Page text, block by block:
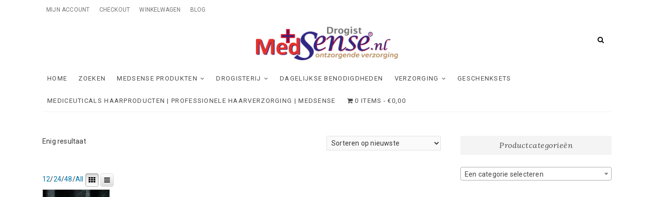
MIJN ACCOUNT CHECKOUT WINKELWAGEN BLOG
MedSense
HOME ZOEKEN MEDSENSE PRODUKTEN DROGISTERIJ DAGELIJKSE BENODIGDHEDEN VERZORGING GESCHENKSETS
MEDICEUTICALS HAARPRODUCTEN | PROFESSIONELE HAARVERZORGING | MEDSENSE 0 ITEMS €0,00
Enig resultaat
12/24/48/All
Productcategorieën
Een categorie selecteren